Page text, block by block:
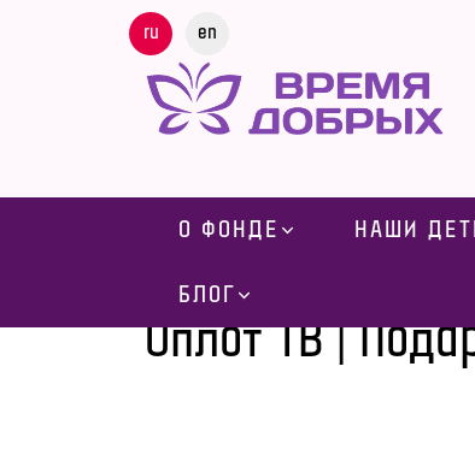
ru en
О ФОНДЕ НАШИ
БЛОГ
Оплот ТВ |